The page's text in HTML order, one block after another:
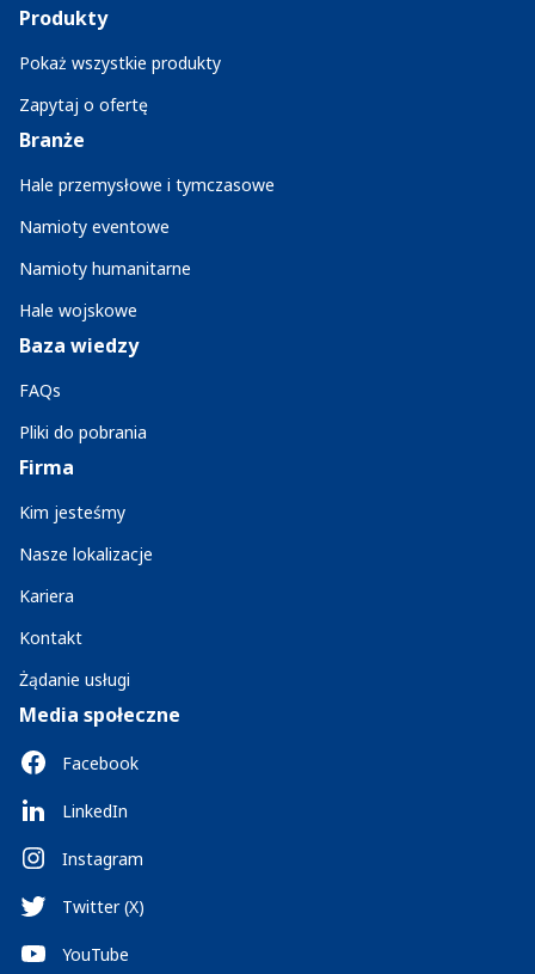
Produkty
Pokaż wszystkie produkty
Zapytaj o ofertę
Branże
Hale przemysłowe i tymczasowe
Namioty eventowe
Namioty humanitarne
Hale wojskowe
Baza wiedzy
FAQs
Pliki do pobrania
Firma
Kim jesteśmy
Nasze lokalizacje
Kariera
Kontakt
Żądanie usługi
Media społeczne
Facebook
LinkedIn
Instagram
Twitter (X)
YouTube